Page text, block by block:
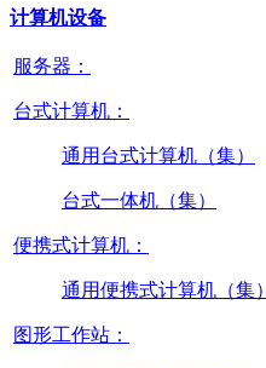
计算机设备
服务器：
台式计算机：
通用台式计算机（集）
台式一体机（集）
便携式计算机：
通用便携式计算机（集）
图形工作站：